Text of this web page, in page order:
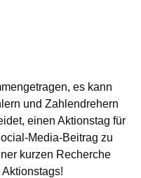
es kann
und Zahlendrehern
einen Aktionstag für
Media-Beitrag zu
kurzen Recherche